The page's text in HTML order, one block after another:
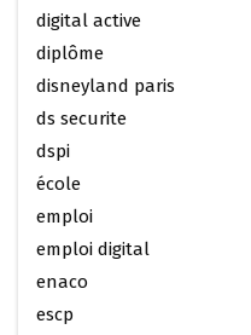
digital active
diplôme
disneyland paris
ds securite
dspi
école
emploi
emploi digital
enaco
escp